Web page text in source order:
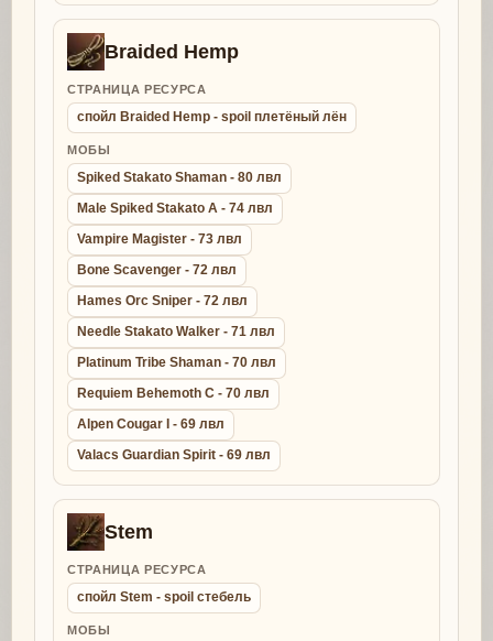
Braided Hemp
СТРАНИЦА РЕСУРСА
спойл Braided Hemp - spoil плетёный лён
МОБЫ
Spiked Stakato Shaman - 80 лвл
Male Spiked Stakato A - 74 лвл
Vampire Magister - 73 лвл
Bone Scavenger - 72 лвл
Hames Orc Sniper - 72 лвл
Needle Stakato Walker - 71 лвл
Platinum Tribe Shaman - 70 лвл
Requiem Behemoth C - 70 лвл
Alpen Cougar I - 69 лвл
Valacs Guardian Spirit - 69 лвл
Stem
СТРАНИЦА РЕСУРСА
спойл Stem - spoil стебель
МОБЫ